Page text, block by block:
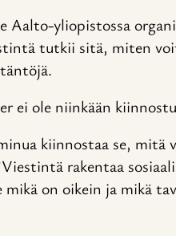
Aalto-yliopistossa
tutkii sitä, miten
ei ole niinkään
kiinnostaa se, mitä
rakentaa
on oikein ja mikä